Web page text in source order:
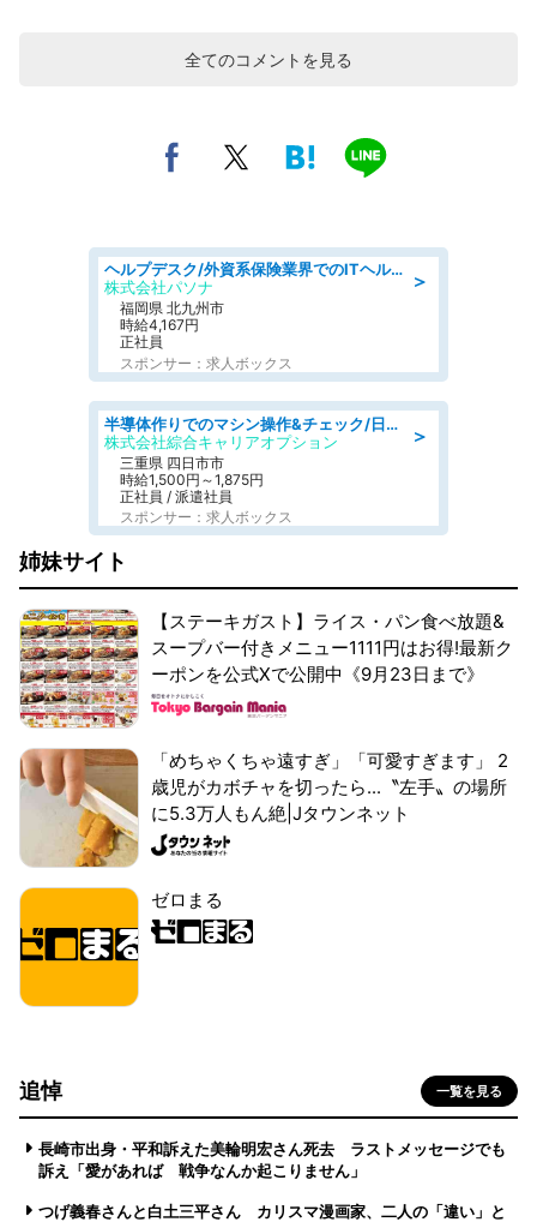
全てのコメントを見る
＞
ヘルプデスク/外資系保険業界でのITヘルプデスク業務/駅近/即日勤務可/ヘルプデスク
株式会社パソナ
福岡県 北九州市
時給4,167円
正社員
スポンサー：求人ボックス
＞
半導体作りでのマシン操作&チェック/日払いOK
株式会社綜合キャリアオプション
三重県 四日市市
時給1,500円～1,875円
正社員 / 派遣社員
スポンサー：求人ボックス
姉妹サイト
【ステーキガスト】ライス・パン食べ放題&
スープバー付きメニュー1111円はお得!最新ク
ーポンを公式Xで公開中《9月23日まで》
「めちゃくちゃ遠すぎ」「可愛すぎます」 2
歳児がカボチャを切ったら...〝左手〟の場所
に5.3万人もん絶|Jタウンネット
ゼロまる
追悼 一覧を見る
長崎市出身・平和訴えた美輪明宏さん死去 ラストメッセージでも
訴え「愛があれば 戦争なんか起こりません」
つげ義春さんと白土三平さん カリスマ漫画家、二人の「違い」と